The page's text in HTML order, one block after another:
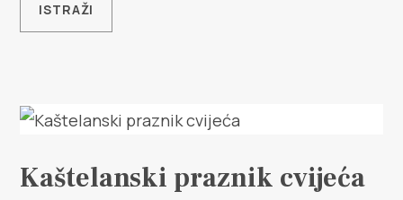
Turistički ured
hr
ISTRAŽI
Kaštelanski praznik cvijeća